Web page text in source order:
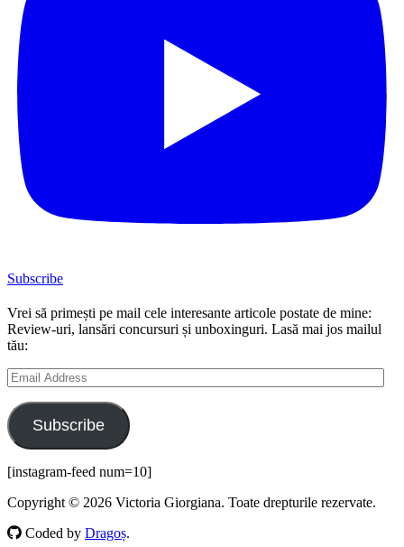
Subscribe
Vrei să primești pe mail cele interesante articole postate de mine:
Review-uri, lansări concursuri și unboxinguri. Lasă mai jos mailul
tău:
Email
Address
Subscribe
[instagram-feed num=10]
Copyright © 2026 Victoria Giorgiana. Toate drepturile rezervate.
Coded by Dragoș.